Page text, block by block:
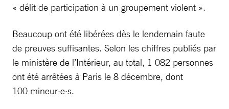
« délit de participation à un groupement violent ».
Beaucoup ont été libérées dès le lendemain faute
de preuves suffisantes. Selon les chiffres publiés par
le ministère de l’Intérieur, au total, 1 082 personnes
ont été arrêtées à Paris le 8 décembre, dont
100 mineur·e·s.